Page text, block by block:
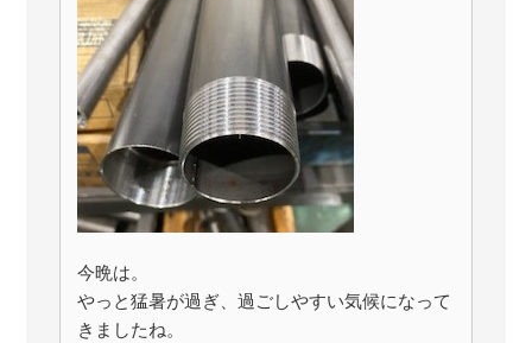
今晩は。
やっと猛暑が過ぎ、過ごしやすい気候になって
きましたね。